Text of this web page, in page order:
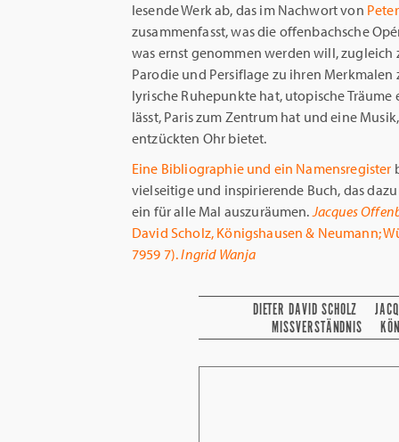
lesende Werk ab, das im Nachwort von
zusammenfasst, was die offenbachsche
was ernst genommen werden will,
Parodie und Persiflage zu ihren
lyrische Ruhepunkte hat, utopische
lässt, Paris zum Zentrum hat und eine
entzückten Ohr bietet.
Eine Bibliographie und ein Namensregister
vielseitige und inspirierende Buch, das
ein für alle Mal auszuräumen.Jacques
David Scholz, Königshausen & Neumann;
7959 7).Ingrid Wanja
DIETER DAVID SCHOLZ
MISSVERSTÄNDNIS